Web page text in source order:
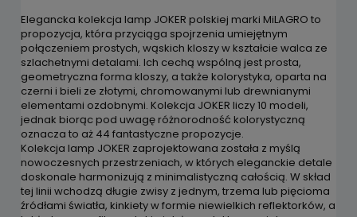
Elegancka kolekcja lamp JOKER polskiej marki MiLAGRO to
propozycja, która przyciąga spojrzenia umiejętnym
połączeniem prostych, wąskich kloszy w kształcie walca ze
szlachetnymi detalami. Ich cechą wspólną jest prosta,
geometryczna forma kloszy, a także kolorystyka, oparta na
czerni i bieli ze złotymi, chromowanymi lub drewnianymi
elementami ozdobnymi. Kolekcja JOKER liczy 10 modeli,
jednak biorąc pod uwagę różnorodność kolorystyczną
oznacza to aż 44 fantastyczne propozycje.
Kolekcja lamp JOKER zaprojektowana została z myślą
nowoczesnych przestrzeniach, w których eleganckie detale
doskonale harmonizują z minimalistyczną całością. W skład
tej linii wchodzą długie zwisy z jednym, trzema lub pięcioma
źródłami światła, kinkiety w formie niewielkich reflektorków, a